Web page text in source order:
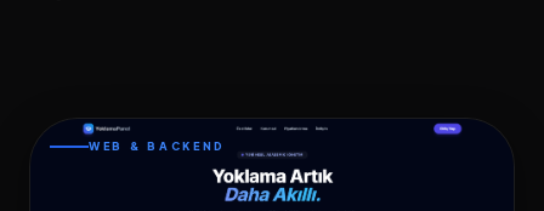
WEB & BACKEND